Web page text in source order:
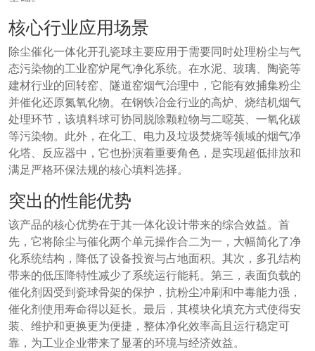
核心行业应用场景
除尘催化一体化开孔瓷球主要应用于需要同时处理粉尘与气
态污染物的工业窑炉尾气净化系统。在水泥、玻璃、陶瓷等
建材行业的回转窑、隧道窑烟气治理中，它能有效捕集粉尘
并催化还原氮氧化物。在钢铁冶金行业的高炉、烧结机烟气
处理环节，该填料球可协同脱除颗粒物与二噁英、一氧化碳
等污染物。此外，在化工、电力及垃圾焚烧等领域的烟气净
化塔、反应器中，它也扮演着重要角色，是实现超低排放和
满足严格环保法规的核心填料选择。
突出的性能优势
该产品的核心优势在于其一体化设计带来的综合效益。首
先，它将除尘与催化两个单元操作合二为一，大幅简化了净
化系统结构，降低了设备投资与占地面积。其次，多孔结构
带来的低压降特性减少了系统运行能耗。第三，表面负载的
催化剂因受到瓷球骨架的保护，抗粉尘冲刷和中毒能力强，
催化剂使用寿命得以延长。最后，其模块化填充方式使得安
装、维护和更换更为便捷，整体净化效率高且运行稳定可
靠，为工业企业带来了显著的环境与经济效益。